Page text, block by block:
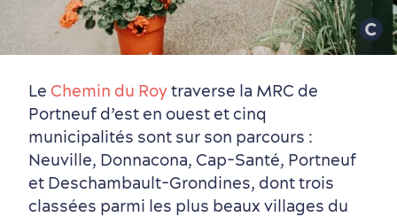
Le Chemin du Roytraverse la MRC de
Portneuf d’est en ouest et cinq
municipalités sont sur son parcours :
Neuville, Donnacona, Cap-Santé, Portneuf
et Deschambault-Grondines, dont trois
classées parmi les plus beaux villages du